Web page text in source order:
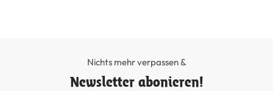
Nichts mehr verpassen &
Newsletter abonieren!